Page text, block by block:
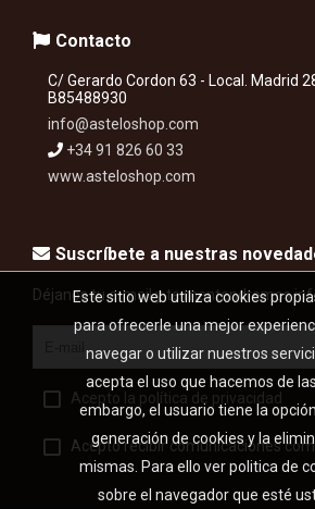
Contacto
C/ Gerardo Cordon 63 - Local. Madrid
B85488930
info@asteloshop.com
+34 91 826 60 33
www.asteloshop.com
Suscríbete a nuestras
Déjanos tu e-mail y te mantendremos
Acepto la política de privacidad
Acepto recibir comunicaciones
Este sitio web utiliza cookies
para ofrecerle una mejor
navegar o utilizar nuestros
acepta el uso que hacemos de
embargo, el usuario tiene la
generación de cookies y la
mismas. Para ello ver politica de
sobre el navegador que esté